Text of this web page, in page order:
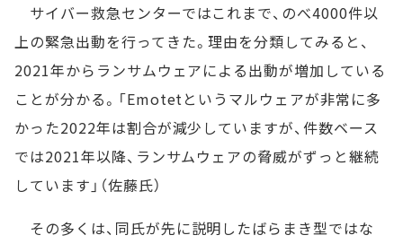
サイバー救急センターではこれまで、のべ4000件以
上の緊急出動を行ってきた。理由を分類してみると、
2021年からランサムウェアによる出動が増加している
ことが分かる。「Emotetというマルウェアが非常に多
かった2022年は割合が減少していますが、件数ベース
では2021年以降、ランサムウェアの脅威がずっと継続
しています」（佐藤氏）
その多くは、同氏が先に説明したばらまき型ではな